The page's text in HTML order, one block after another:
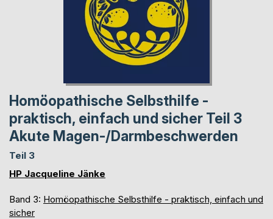
Homöopathische Selbsthilfe -
praktisch, einfach und sicher Teil 3
Akute Magen-/Darmbeschwerden
Teil 3
HP Jacqueline Jänke
Band 3: Homöopathische Selbsthilfe - praktisch, einfach und
sicher